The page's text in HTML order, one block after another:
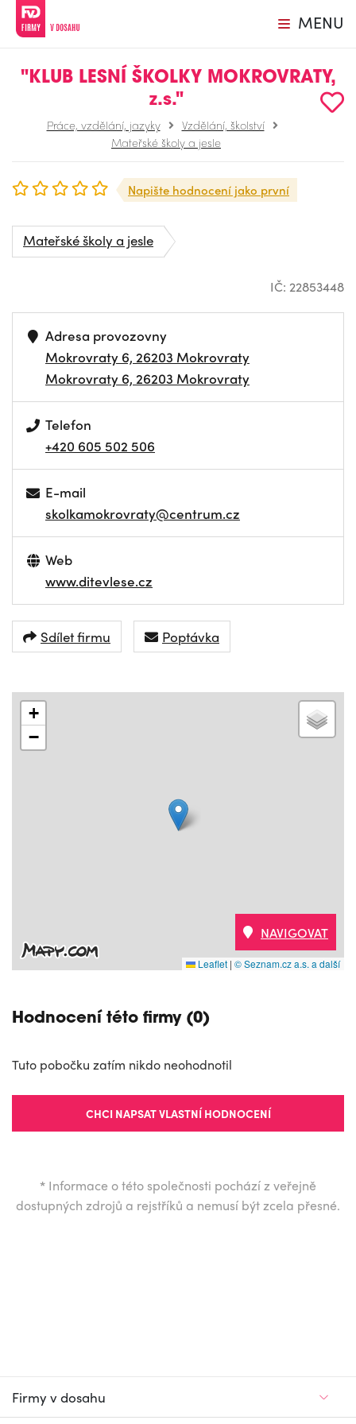
MENU
"KLUB LESNÍ ŠKOLKY MOKROVRATY,
z.s."
Práce, vzdělání, jazyky
Vzdělání, školství
Mateřské školy a jesle
Napište hodnocení jako první
Mateřské školy a jesle
IČ: 22853448
Adresa provozovny
Mokrovraty 6, 26203 Mokrovraty
Mokrovraty 6, 26203 Mokrovraty
Telefon
+420 605 502 506
E-mail
skolkamokrovraty@centrum.cz
Web
www.ditevlese.cz
Sdílet firmu Poptávka
+
−
Leaflet | © Seznam.cz a.s. a další
NAVIGOVAT
Hodnocení této firmy (0)
Tuto pobočku zatím nikdo neohodnotil
CHCI NAPSAT VLASTNÍ HODNOCENÍ
* Informace o této společnosti pochází z veřejně
dostupných zdrojů a rejstříků a nemusí být zcela přesné.
Firmy v dosahu